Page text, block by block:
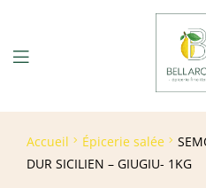
Accueil Épicerie salée
DUR SICILIEN – GIUGIU- 1KG